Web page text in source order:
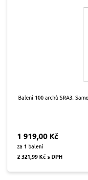
Balení 100 archů SRA3.
1 919,00 Kč
za 1 balení
2 321,99 Kč s DPH